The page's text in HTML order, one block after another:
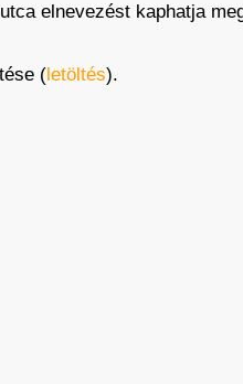
elnevezést kaphatja
(letöltés).